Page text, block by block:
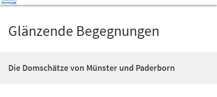
Glänzende Begegnungen
Die Domschätze von Münster und Paderborn